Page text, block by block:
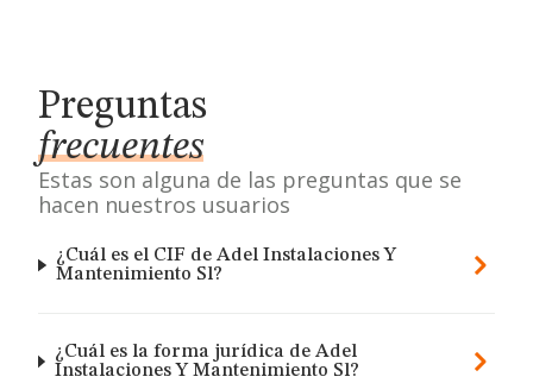
Preguntas
frecuentes
Estas son alguna de las preguntas que se
hacen nuestros usuarios
¿Cuál es el CIF de Adel Instalaciones Y
Mantenimiento Sl?
¿Cuál es la forma jurídica de Adel
Instalaciones Y Mantenimiento Sl?